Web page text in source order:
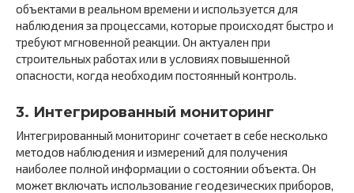
объектами в реальном времени и используется для
наблюдения за процессами, которые происходят быстро и
требуют мгновенной реакции. Он актуален при
строительных работах или в условиях повышенной
опасности, когда необходим постоянный контроль.
3. Интегрированный мониторинг
Интегрированный мониторинг сочетает в себе несколько
методов наблюдения и измерений для получения
наиболее полной информации о состоянии объекта. Он
может включать использование геодезических приборов,